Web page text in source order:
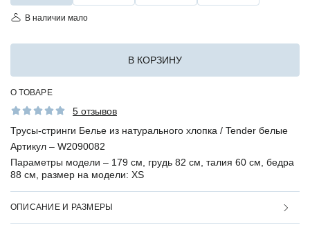
В наличии мало
В КОРЗИНУ
О ТОВАРЕ
5 отзывов
Трусы-стринги Белье из натурального хлопка / Tender белые
Артикул – W2090082
Параметры модели – 179 см, грудь 82 см, талия 60 см, бедра
88 см, размер на модели: XS
ОПИСАНИЕ И РАЗМЕРЫ